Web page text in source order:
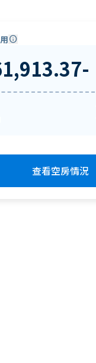
info
-
查看空房情況